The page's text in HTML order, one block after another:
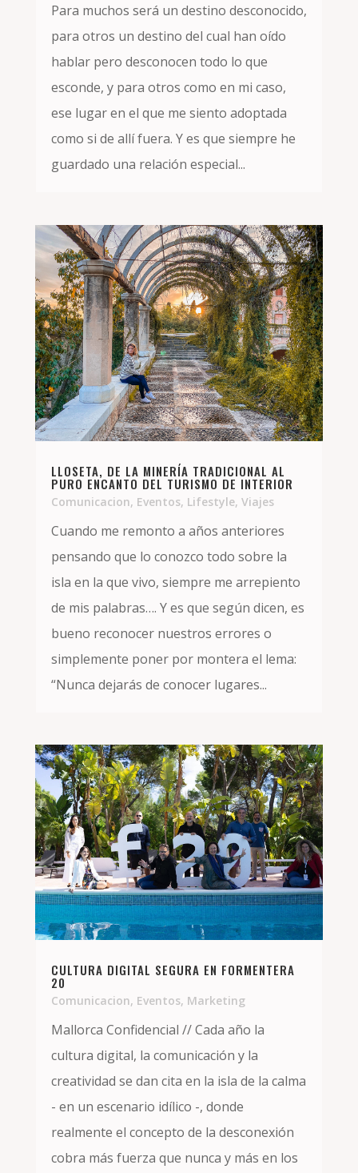
Para muchos será un destino desconocido,
para otros un destino del cual han oído
hablar pero desconocen todo lo que
esconde, y para otros como en mi caso,
ese lugar en el que me siento adoptada
como si de allí fuera. Y es que siempre he
guardado una relación especial...
LLOSETA, DE LA MINERÍA TRADICIONAL AL
PURO ENCANTO DEL TURISMO DE INTERIOR
Comunicacion, Eventos, Lifestyle, Viajes
Cuando me remonto a años anteriores
pensando que lo conozco todo sobre la
isla en la que vivo, siempre me arrepiento
de mis palabras…. Y es que según dicen, es
bueno reconocer nuestros errores o
simplemente poner por montera el lema:
“Nunca dejarás de conocer lugares...
CULTURA DIGITAL SEGURA EN FORMENTERA
20
Comunicacion, Eventos, Marketing
Mallorca Confidencial // Cada año la
cultura digital, la comunicación y la
creatividad se dan cita en la isla de la calma
- en un escenario idílico -, donde
realmente el concepto de la desconexión
cobra más fuerza que nunca y más en los